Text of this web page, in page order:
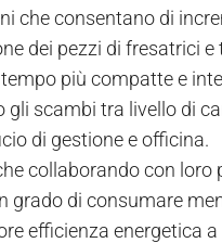
che consentano di
dei pezzi di fresatrici e
più compatte e
gli scambi tra livello di
di gestione e officina.
collaborando con loro
grado di consumare
efficienza energetica